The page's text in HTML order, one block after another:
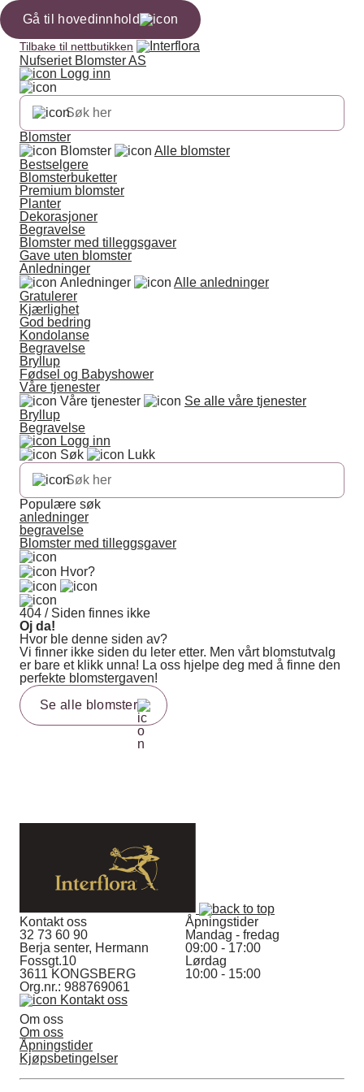
Gå til hovedinnhold
Tilbake til nettbutikken
Nufseriet Blomster AS
Logg inn
Blomster
Blomster
Alle blomster
Bestselgere
Blomsterbuketter
Premium blomster
Planter
Dekorasjoner
Begravelse
Blomster med tilleggsgaver
Gave uten blomster
Anledninger
Anledninger
Alle anledninger
Gratulerer
Kjærlighet
God bedring
Kondolanse
Begravelse
Bryllup
Fødsel og Babyshower
Våre tjenester
Våre tjenester
Se alle våre tjenester
Bryllup
Begravelse
Logg inn
Søk
Lukk
Populære søk
anledninger
begravelse
Blomster med tilleggsgaver
Hvor?
404 / Siden finnes ikke
Oj da!
Hvor ble denne siden av?
Vi finner ikke siden du leter etter. Men vårt blomstutvalg
er bare et klikk unna! La oss hjelpe deg med å finne den
perfekte blomstergaven!
Se alle blomster
Kontakt oss
32 73 60 90
Berja senter, Hermann
Fossgt.10
3611 KONGSBERG
Org.nr.: 988769061
Kontakt oss
Åpningstider
Mandag - fredag
09:00 - 17:00
Lørdag
10:00 - 15:00
Om oss
Om oss
Åpningstider
Kjøpsbetingelser